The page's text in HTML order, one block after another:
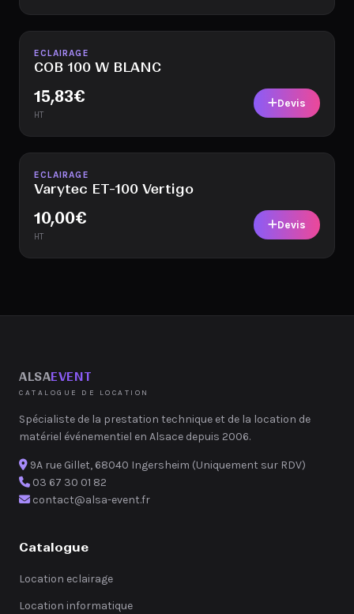
Disponible
ECLAIRAGE
COB 100 W BLANC
15,83€
HT
Devis
Disponible
ECLAIRAGE
Varytec ET-100 Vertigo
10,00€
HT
Devis
ALSAEVENT
CATALOGUE DE LOCATION
Spécialiste de la prestation technique et de la location de
matériel événementiel en Alsace depuis 2006.
9A rue Gillet, 68040 Ingersheim (Uniquement sur RDV)
03 67 30 01 82
contact@alsa-event.fr
Catalogue
Location eclairage
Location informatique